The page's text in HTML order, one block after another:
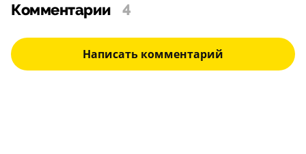
Комментарии 4
Написать комментарий